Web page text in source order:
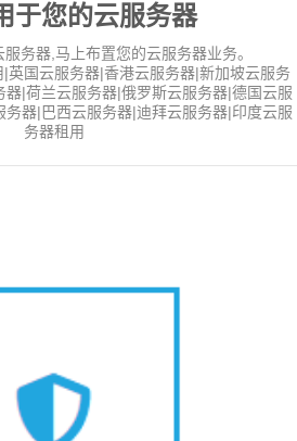
于您的云服务器
务器,马上布置您的云服务器业务。
英国云服务器|香港云服务器|新加坡云服务
|荷兰云服务器|俄罗斯云服务器|德国云服
器|巴西云服务器|迪拜云服务器|印度云服
务器租用